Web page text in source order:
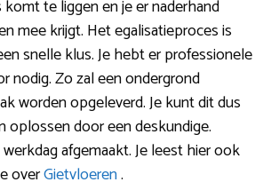
te liggen en je er naderhand
mee krijgt. Het egalisatieproces is
snelle klus. Je hebt er professionele
nodig. Zo zal een ondergrond
worden opgeleverd. Je kunt dit dus
oplossen door een deskundige.
werkdag afgemaakt. Je leest hier ook
overGietvloeren.